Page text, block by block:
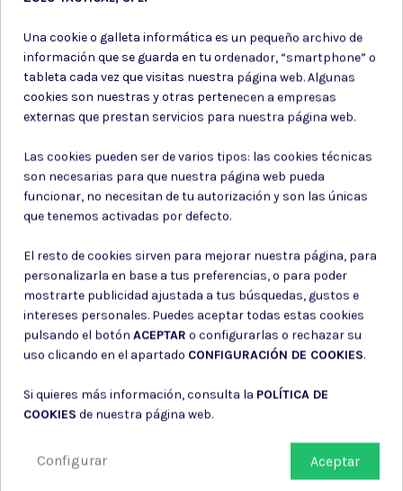
Suscríbete a nuestro boletín
Puede darse de baja en cualquier momento. Para ello, consulte nuestra
Consiento el uso de mis datos para los fines indicados en la
Política de privacidad
Consiento el uso de mis datos personales para recibir publicidad
de su entidad.
Una cookie o galleta informática es un pequeño archivo de
información que se guarda en tu ordenador, “smartphone” o
tableta cada vez que visitas nuestra página web. Algunas
cookies son nuestras y otras pertenecen a empresas
externas que prestan servicios para nuestra página web.
Las cookies pueden ser de varios tipos: las cookies técnicas
son necesarias para que nuestra página web pueda
funcionar, no necesitan de tu autorización y son las únicas
que tenemos activadas por defecto.
El resto de cookies sirven para mejorar nuestra página, para
personalizarla en base a tus preferencias, o para poder
mostrarte publicidad ajustada a tus búsquedas, gustos e
intereses personales. Puedes aceptar todas estas cookies
pulsando el botón ACEPTAR o configurarlas o rechazar su
uso clicando en el apartado CONFIGURACIÓN DE COOKIES.
Si quieres más información, consulta la POLÍTICA DE
COOKIES de nuestra página web.
Aceptar
Configurar